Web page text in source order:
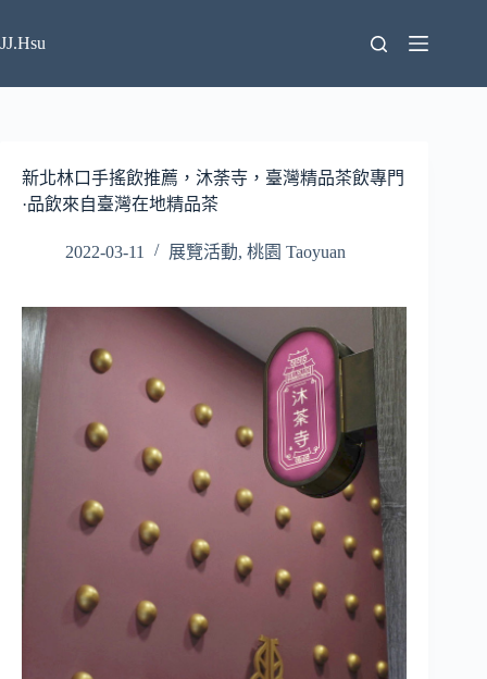
至
要
JJ.Hsu
新北林口手搖飲推薦，沐荼寺，臺灣精品茶飲專門
·品飲來自臺灣在地精品茶
2022-03-11 展覽活動, 桃園 Taoyuan